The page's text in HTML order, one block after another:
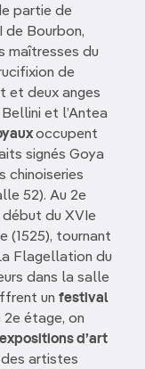
partie de
de Bourbon,
maîtresses du
de
et deux anges
et l’Antea
occupent
signés Goya
chinoiseries
52). Au 2e
du XVIe
(1525), tournant
Flagellation du
dans la salle
un festival
2e étage, on
expositions d’art
des artistes